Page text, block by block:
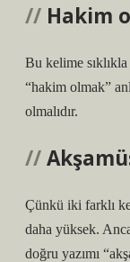
Hakim
Bu kelime
“hakim olmak”
olmalıdır.
Çünkü iki farklı
daha yüksek.
doğru yazımı